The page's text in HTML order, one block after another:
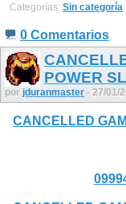
Categorías: Sin categoría
0 Comentarios
POWER
por jduranmaster - 27/01/
CANCELLED